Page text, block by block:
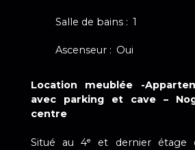
Salle de bains : 1
Ascenseur : Oui
Location meublée -
avec parking et cave –
centre
Situé au 4ᵉ et dernier étage